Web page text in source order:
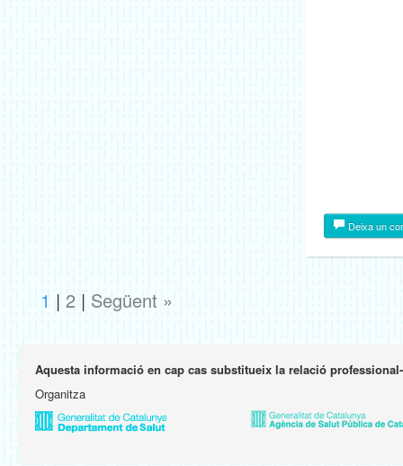
Deixa un
1 | 2 | Següent »
Aquesta informació en cap cas substitueix la relació
Organitza